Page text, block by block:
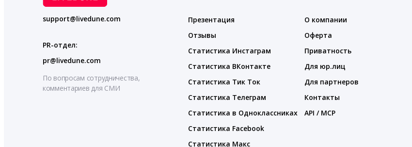
support@livedune.com
PR-отдел:
pr@livedune.com
По вопросам сотрудничества,
комментариев для СМИ
Презентация
Отзывы
Статистика Инстаграм
Статистика ВКонтакте
Статистика Тик Ток
Статистика Телеграм
Статистика в Одноклассниках
Статистика Facebook
Статистика Макс
О компании
Оферта
Приватность
Для юр.лиц
Для партнеров
Контакты
API / MCP